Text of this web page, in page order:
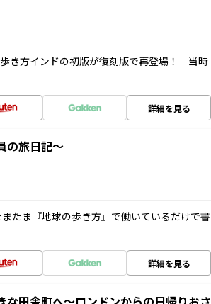
き方インドの初版が復刻版で再登場！ 当時
詳細を見る
の旅日記～
たま『地球の歩き方』で働いているだけで書
詳細を見る